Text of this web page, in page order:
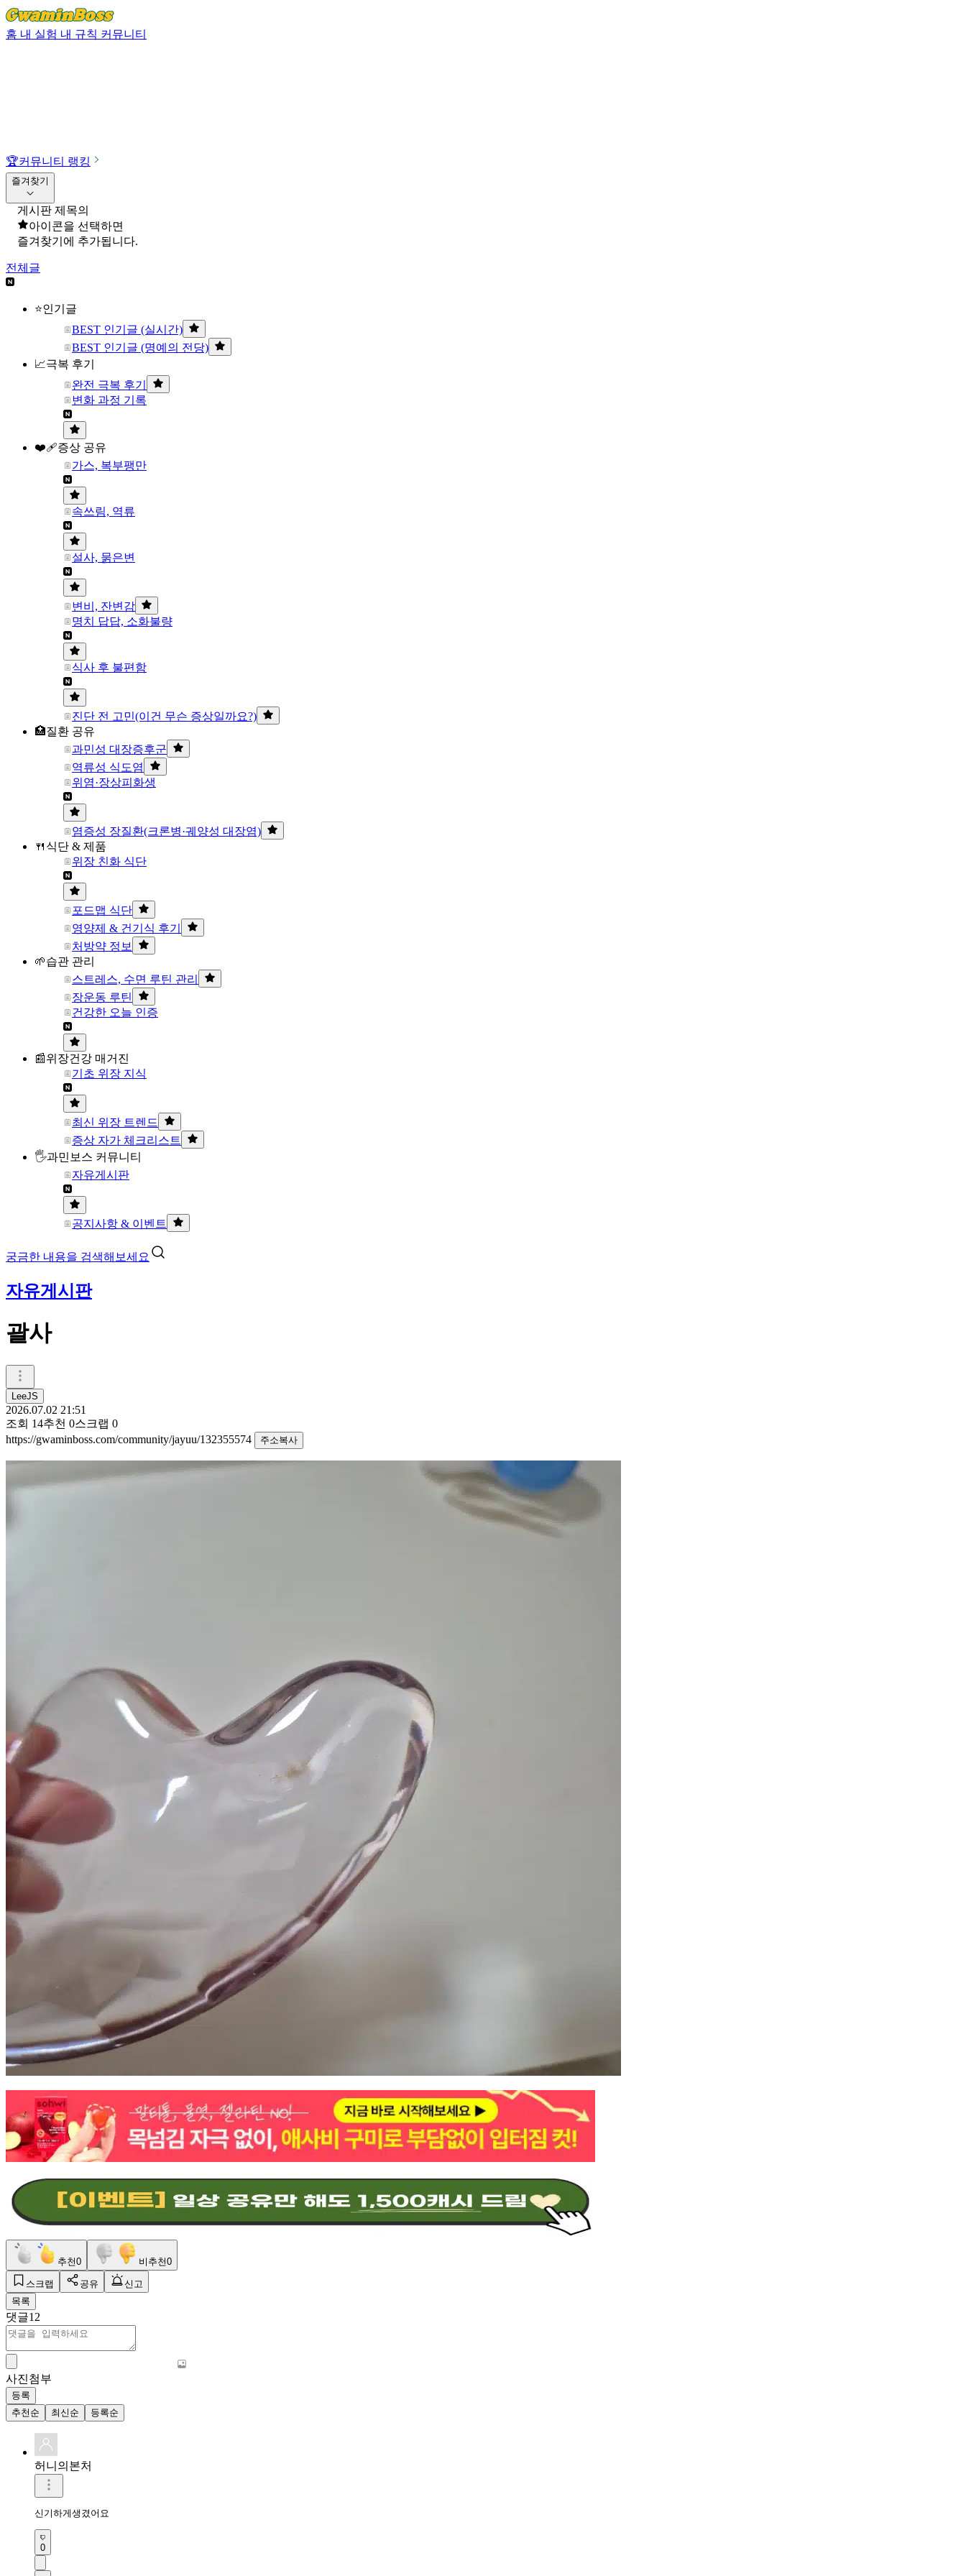
홈 내 실험 내 규칙 커뮤니티
🏆커뮤니티 랭킹
즐겨찾기
게시판 제목의
아이콘을 선택하면
즐겨찾기에 추가됩니다.
전체글
⭐인기글
BEST 인기글 (실시간)
BEST 인기글 (명예의 전당)
📈극복 후기
완전 극복 후기
변화 과정 기록
❤️‍🩹증상 공유
가스, 복부팽만
속쓰림, 역류
설사, 묽은변
변비, 잔변감
명치 답답, 소화불량
식사 후 불편함
진단 전 고민(이건 무슨 증상일까요?)
🏥질환 공유
과민성 대장증후군
역류성 식도염
위염·장상피화생
염증성 장질환(크론병·궤양성 대장염)
🍴식단 & 제품
위장 친화 식단
포드맵 식단
영양제 & 건기식 후기
처방약 정보
🌱습관 관리
스트레스, 수면 루틴 관리
장운동 루틴
건강한 오늘 인증
📰위장건강 매거진
기초 위장 지식
최신 위장 트렌드
증상 자가 체크리스트
🖐과민보스 커뮤니티
자유게시판
공지사항 & 이벤트
궁금한 내용을 검색해보세요
자유게시판
괄사
LeeJS
2026.07.02 21:51
조회 14추천 0스크랩 0
https://gwaminboss.com/community/jayuu/132355574
주소복사
추천0 비추천0
스크랩 공유
신고
목록
댓글12
사진첨부
등록
추천순
최신순 등록순
허니의본처
신기하게생겼어요
0